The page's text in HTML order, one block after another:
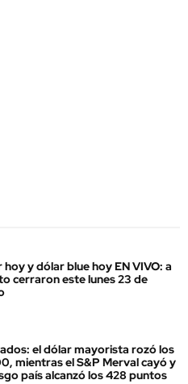
hoy y dólar blue hoy EN VIVO: a
cerraron este lunes 23 de
el dólar mayorista rozó los
mientras el S&P Merval cayó y
país alcanzó los 428 puntos